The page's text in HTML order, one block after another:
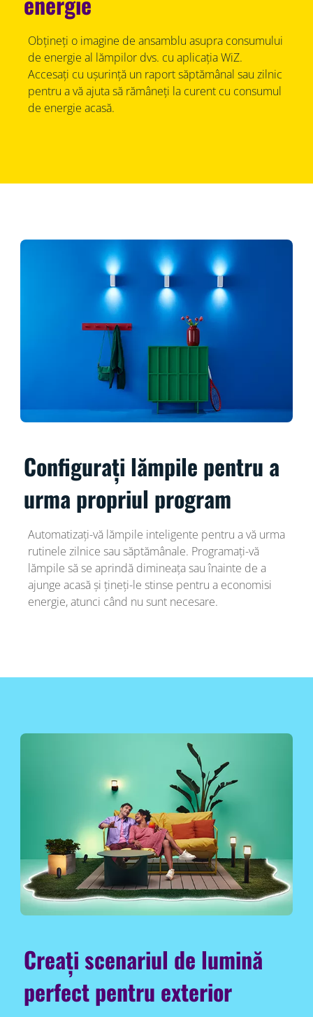
Obțineți o imagine de ansamblu asupra consumului
de energie al lămpilor dvs. cu aplicația WiZ.
Accesați cu ușurință un raport săptămânal sau zilnic
pentru a vă ajuta să rămâneți la curent cu consumul
de energie acasă.
Configurați lămpile pentru a
urma propriul program
Automatizați-vă lămpile inteligente pentru a vă urma
rutinele zilnice sau săptămânale. Programați-vă
lămpile să se aprindă dimineața sau înainte de a
ajunge acasă și țineți-le stinse pentru a economisi
energie, atunci când nu sunt necesare.
Creați scenariul de lumină
perfect pentru exterior